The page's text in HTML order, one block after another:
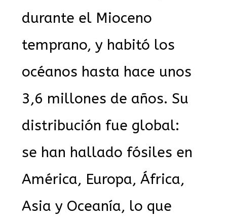
durante el Mioceno
temprano, y habitó los
océanos hasta hace unos
3,6 millones de años. Su
distribución fue global:
se han hallado fósiles en
América, Europa, África,
Asia y Oceanía, lo que